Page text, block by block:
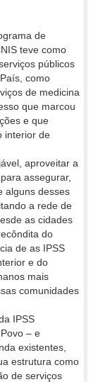
de
teve como
públicos
como
de medicina
que marcou
e que
interior de
aproveitar a
assegurar,
alguns desses
a rede de
as cidades
do
de as IPSS
e do
mais
comunidades
IPSS
– e
existentes,
estrutura como
de serviços